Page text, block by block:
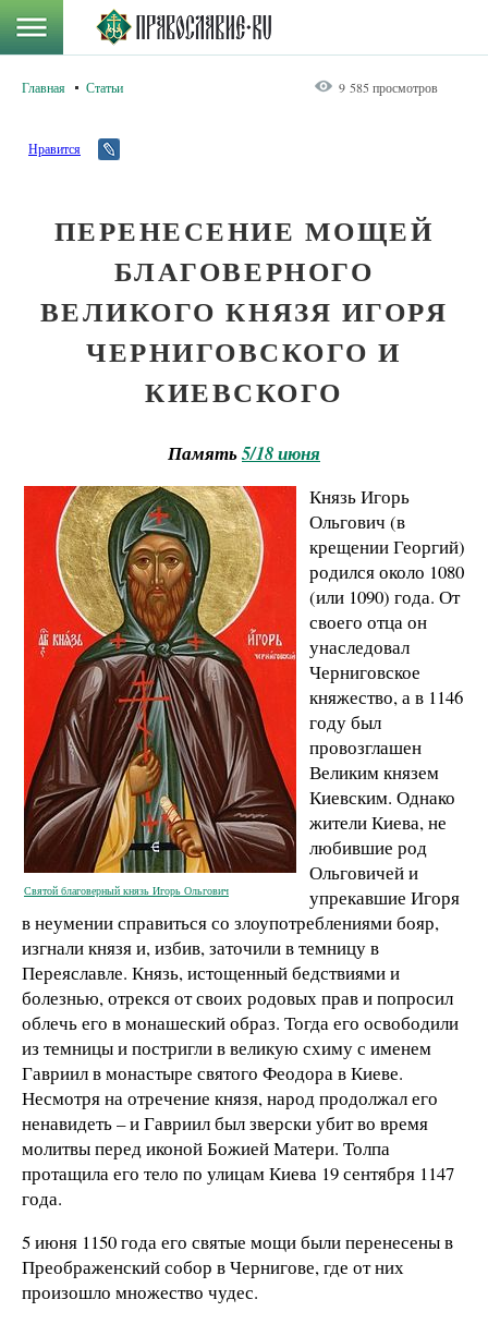
Главная Статьи 9 585 просмотров
Нравится
ПЕРЕНЕСЕНИЕ МОЩЕЙ
БЛАГОВЕРНОГО
ВЕЛИКОГО КНЯЗЯ ИГОРЯ
ЧЕРНИГОВСКОГО И
КИЕВСКОГО
Память5/18 июня
Святой благоверный князь Игорь Ольгович
Князь Игорь
Ольгович (в
крещении Георгий)
родился около 1080
(или 1090) года. От
своего отца он
унаследовал
Черниговское
княжество, а в 1146
году был
провозглашен
Великим князем
Киевским. Однако
жители Киева, не
любившие род
Ольговичей и
упрекавшие Игоря
в неумении справиться со злоупотреблениями бояр,
изгнали князя и, избив, заточили в темницу в
Переяславле. Князь, истощенный бедствиями и
болезнью, отрекся от своих родовых прав и попросил
облечь его в монашеский образ. Тогда его освободили
из темницы и постригли в великую схиму с именем
Гавриил в монастыре святого Феодора в Киеве.
Несмотря на отречение князя, народ продолжал его
ненавидеть – и Гавриил был зверски убит во время
молитвы перед иконой Божией Матери. Толпа
протащила его тело по улицам Киева 19 сентября 1147
года.
5 июня 1150 года его святые мощи были перенесены в
Преображенский собор в Чернигове, где от них
произошло множество чудес.